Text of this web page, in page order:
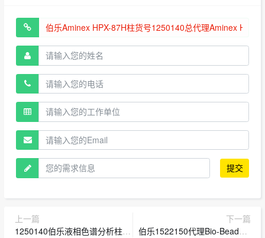
提交
上一篇
1250140伯乐液相色谱分析柱BIO-RAD Aminex HPX-87H-1250140
下一篇
伯乐1522150代理Bio-Beads S-X1树脂货号1522150